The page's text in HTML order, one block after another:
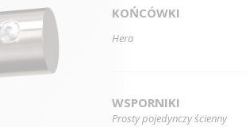
KOŃCÓWKI
Hera
WSPORNIKI
Prosty pojedynczy ścienny